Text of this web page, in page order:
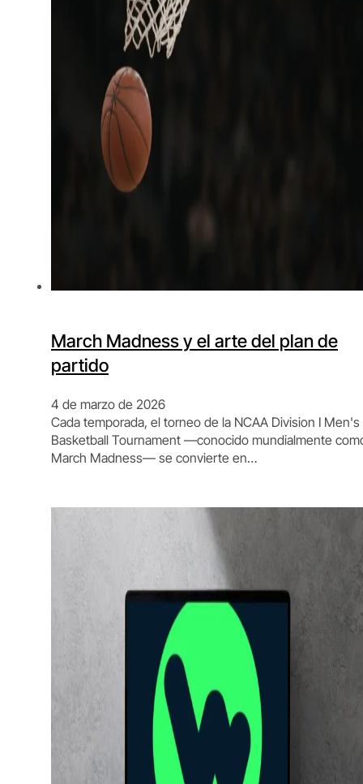
March Madness y el arte del plan de
partido
4 de marzo de 2026
Cada temporada, el torneo de la NCAA Division I Men's
Basketball Tournament —conocido mundialmente
March Madness— se convierte en…